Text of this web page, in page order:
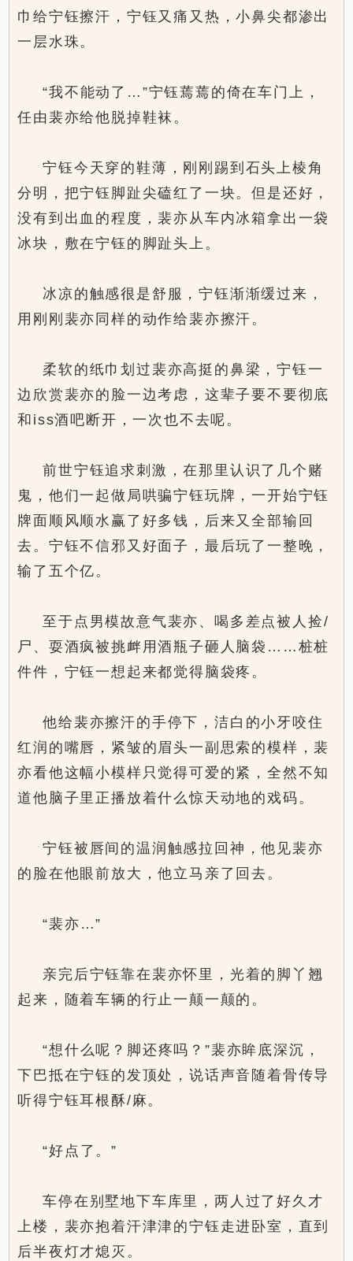
巾给宁钰擦汗，宁钰又痛又热，小鼻尖都渗出
一层水珠。
“我不能动了…”宁钰蔫蔫的倚在车门上，
任由裴亦给他脱掉鞋袜。
宁钰今天穿的鞋薄，刚刚踢到石头上棱角
分明，把宁钰脚趾尖磕红了一块。但是还好，
没有到出血的程度，裴亦从车内冰箱拿出一袋
冰块，敷在宁钰的脚趾头上。
冰凉的触感很是舒服，宁钰渐渐缓过来，
用刚刚裴亦同样的动作给裴亦擦汗。
柔软的纸巾划过裴亦高挺的鼻梁，宁钰一
边欣赏裴亦的脸一边考虑，这辈子要不要彻底
和iss酒吧断开，一次也不去呢。
前世宁钰追求刺激，在那里认识了几个赌
鬼，他们一起做局哄骗宁钰玩牌，一开始宁钰
牌面顺风顺水赢了好多钱，后来又全部输回
去。宁钰不信邪又好面子，最后玩了一整晚，
输了五个亿。
至于点男模故意气裴亦、喝多差点被人捡/
尸、耍酒疯被挑衅用酒瓶子砸人脑袋……桩桩
件件，宁钰一想起来都觉得脑袋疼。
他给裴亦擦汗的手停下，洁白的小牙咬住
红润的嘴唇，紧皱的眉头一副思索的模样，裴
亦看他这幅小模样只觉得可爱的紧，全然不知
道他脑子里正播放着什么惊天动地的戏码。
宁钰被唇间的温润触感拉回神，他见裴亦
的脸在他眼前放大，他立马亲了回去。
“裴亦…”
亲完后宁钰靠在裴亦怀里，光着的脚丫翘
起来，随着车辆的行止一颠一颠的。
“想什么呢？脚还疼吗？”裴亦眸底深沉，
下巴抵在宁钰的发顶处，说话声音随着骨传导
听得宁钰耳根酥/麻。
“好点了。”
车停在别墅地下车库里，两人过了好久才
上楼，裴亦抱着汗津津的宁钰走进卧室，直到
后半夜灯才熄灭。